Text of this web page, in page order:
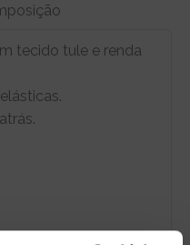
tecido tule e renda